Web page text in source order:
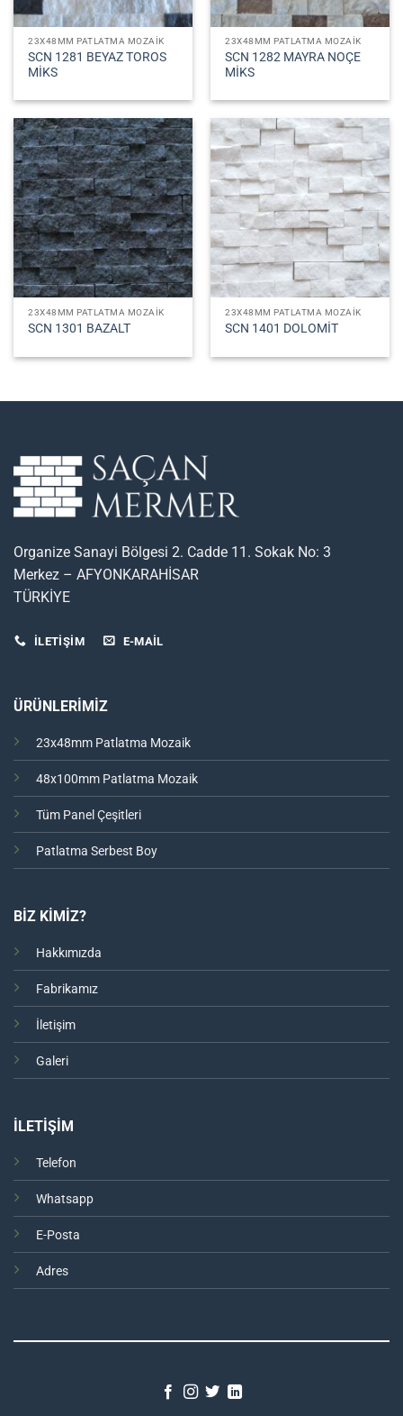
23X48MM PATLATMA MOZAIK
SCN 1281 BEYAZ TOROS
MİKS
23X48MM PATLATMA MOZAIK
SCN 1282 MAYRA NOÇE
MİKS
23X48MM PATLATMA MOZAIK
SCN 1301 BAZALT
23X48MM PATLATMA MOZAIK
SCN 1401 DOLOMİT
Organize Sanayi Bölgesi 2. Cadde 11. Sokak No: 3
Merkez – AFYONKARAHİSAR
TÜRKİYE
İLETİŞİM E-MAIL
ÜRÜNLERİMİZ
23x48mm Patlatma Mozaik
48x100mm Patlatma Mozaik
Tüm Panel Çeşitleri
Patlatma Serbest Boy
BİZ KİMİZ?
Hakkımızda
Fabrikamız
İletişim
Galeri
İLETİŞİM
Telefon
Whatsapp
E-Posta
Adres